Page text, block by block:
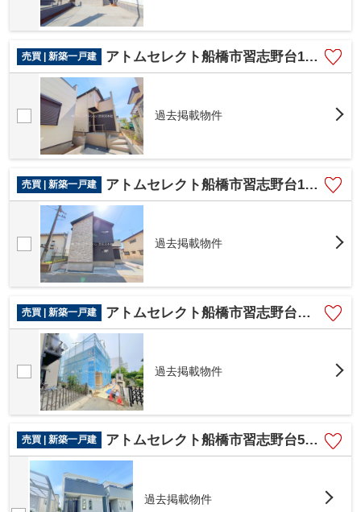
売買 | 新築一戸建 アトムセレクト船橋市習志野台14期 2号棟
過去掲載物件
売買 | 新築一戸建 アトムセレクト船橋市習志野台14期 1号棟
過去掲載物件
売買 | 新築一戸建 アトムセレクト船橋市習志野台４丁目
過去掲載物件
売買 | 新築一戸建 アトムセレクト船橋市習志野台5丁目2号棟
過去掲載物件